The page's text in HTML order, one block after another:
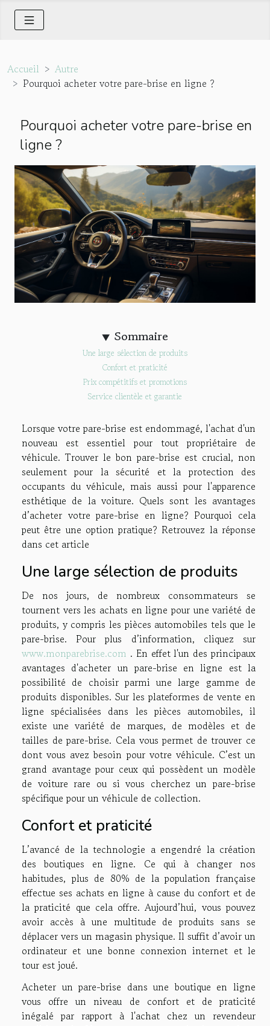
Accueil
Autre
Pourquoi acheter votre pare-brise en ligne ?
Pourquoi acheter votre pare-brise en
ligne ?
Sommaire
Une large sélection de produits
Confort et praticité
Prix compétitifs et promotions
Service clientèle et garantie
Lorsque votre pare-brise est endommagé, l'achat d'un
nouveau est essentiel pour tout propriétaire de
véhicule. Trouver le bon pare-brise est crucial, non
seulement pour la sécurité et la protection des
occupants du véhicule, mais aussi pour l'apparence
esthétique de la voiture. Quels sont les avantages
d’acheter votre pare-brise en ligne? Pourquoi cela
peut être une option pratique? Retrouvez la réponse
dans cet article
Une large sélection de produits
De nos jours, de nombreux consommateurs se
tournent vers les achats en ligne pour une variété de
produits, y compris les pièces automobiles tels que le
pare-brise. Pour plus d’information, cliquez sur
www.monparebrise.com . En effet l'un des principaux
avantages d'acheter un pare-brise en ligne est la
possibilité de choisir parmi une large gamme de
produits disponibles. Sur les plateformes de vente en
ligne spécialisées dans les pièces automobiles, il
existe une variété de marques, de modèles et de
tailles de pare-brise. Cela vous permet de trouver ce
dont vous avez besoin pour votre véhicule. C’est un
grand avantage pour ceux qui possèdent un modèle
de voiture rare ou si vous cherchez un pare-brise
spécifique pour un véhicule de collection.
Confort et praticité
L’avancé de la technologie a engendré la création
des boutiques en ligne. Ce qui à changer nos
habitudes, plus de 80% de la population française
effectue ses achats en ligne à cause du confort et de
la praticité que cela offre. Aujourd’hui, vous pouvez
avoir accès à une multitude de produits sans se
déplacer vers un magasin physique. Il suffit d’avoir un
ordinateur et une bonne connexion internet et le
tour est joué.
Acheter un pare-brise dans une boutique en ligne
vous offre un niveau de confort et de praticité
inégalé par rapport à l'achat chez un revendeur